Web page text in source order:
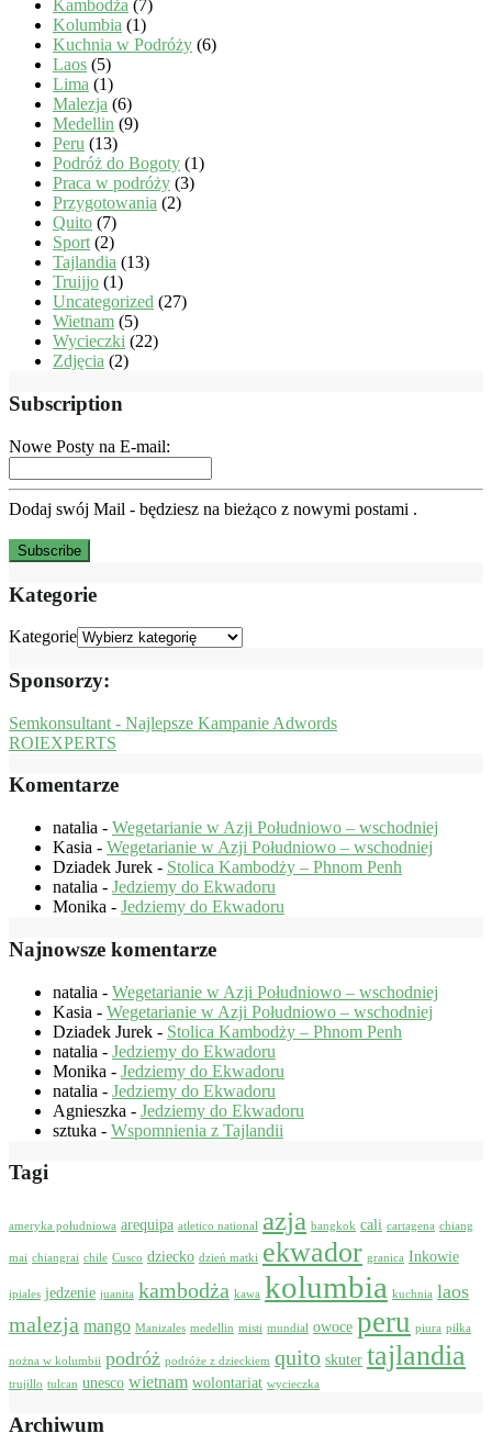
Kambodża (7)
Kolumbia (1)
Kuchnia w Podróży (6)
Laos (5)
Lima (1)
Malezja (6)
Medellin (9)
Peru (13)
Podróż do Bogoty (1)
Praca w podróży (3)
Przygotowania (2)
Quito (7)
Sport(2)
Tajlandia (13)
Truijjo (1)
Uncategorized (27)
Wietnam (5)
Wycieczki (22)
Zdjęcia (2)
Subscription
Nowe Posty na E-mail:
Dodaj swój Mail - będziesz na bieżąco z nowymi postami .
Kategorie
Kategorie
Sponsorzy:
Semkonsultant - Najlepsze Kampanie Adwords
ROIEXPERTS
Komentarze
natalia - Wegetarianie w Azji Południowo – wschodniej
Kasia - Wegetarianie w Azji Południowo – wschodniej
Dziadek Jurek - Stolica Kambodży – Phnom Penh
natalia - Jedziemy do Ekwadoru
Monika - Jedziemy do Ekwadoru
Najnowsze komentarze
natalia - Wegetarianie w Azji Południowo – wschodniej
Kasia - Wegetarianie w Azji Południowo – wschodniej
Dziadek Jurek - Stolica Kambodży – Phnom Penh
natalia - Jedziemy do Ekwadoru
Monika - Jedziemy do Ekwadoru
natalia - Jedziemy do Ekwadoru
Agnieszka - Jedziemy do Ekwadoru
sztuka - Wspomnienia z Tajlandii
Tagi
ameryka południowa arequipa atletico national azja bangkok cali cartagena chiang
mai chiangrai chile Cusco dziecko dzień matki ekwador granica Inkowie
ipiales jedzenie juanita kambodża kawa kolumbia kuchnia laos
malezja mango Manizales medellin misti mundial owoce peru piura piłka
nożna w kolumbii podróż podróże z dzieckiem quito skuter tajlandia
trujillo tulcan unesco wietnam wolontariat wycieczka
Archiwum